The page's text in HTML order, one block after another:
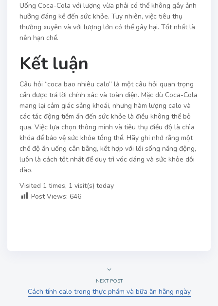
Uống Coca-Cola với lượng vừa phải có thể không gây ảnh
hưởng đáng kể đến sức khỏe. Tuy nhiên, việc tiêu thụ
thường xuyên và với lượng lớn có thể gây hại. Tốt nhất là
nên hạn chế.
Kết luận
Câu hỏi “coca bao nhiêu calo” là một câu hỏi quan trọng
cần được trả lời chính xác và toàn diện. Mặc dù Coca-Cola
mang lại cảm giác sảng khoái, nhưng hàm lượng calo và
các tác động tiềm ẩn đến sức khỏe là điều không thể bỏ
qua. Việc lựa chọn thông minh và tiêu thụ điều độ là chìa
khóa để bảo vệ sức khỏe tổng thể. Hãy ghi nhớ rằng một
chế độ ăn uống cân bằng, kết hợp với lối sống năng động,
luôn là cách tốt nhất để duy trì vóc dáng và sức khỏe dồi
dào.
Visited 1 times, 1 visit(s) today
Post Views: 646
NEXT POST
Cách tính calo trong thực phẩm và bữa ăn hằng ngày